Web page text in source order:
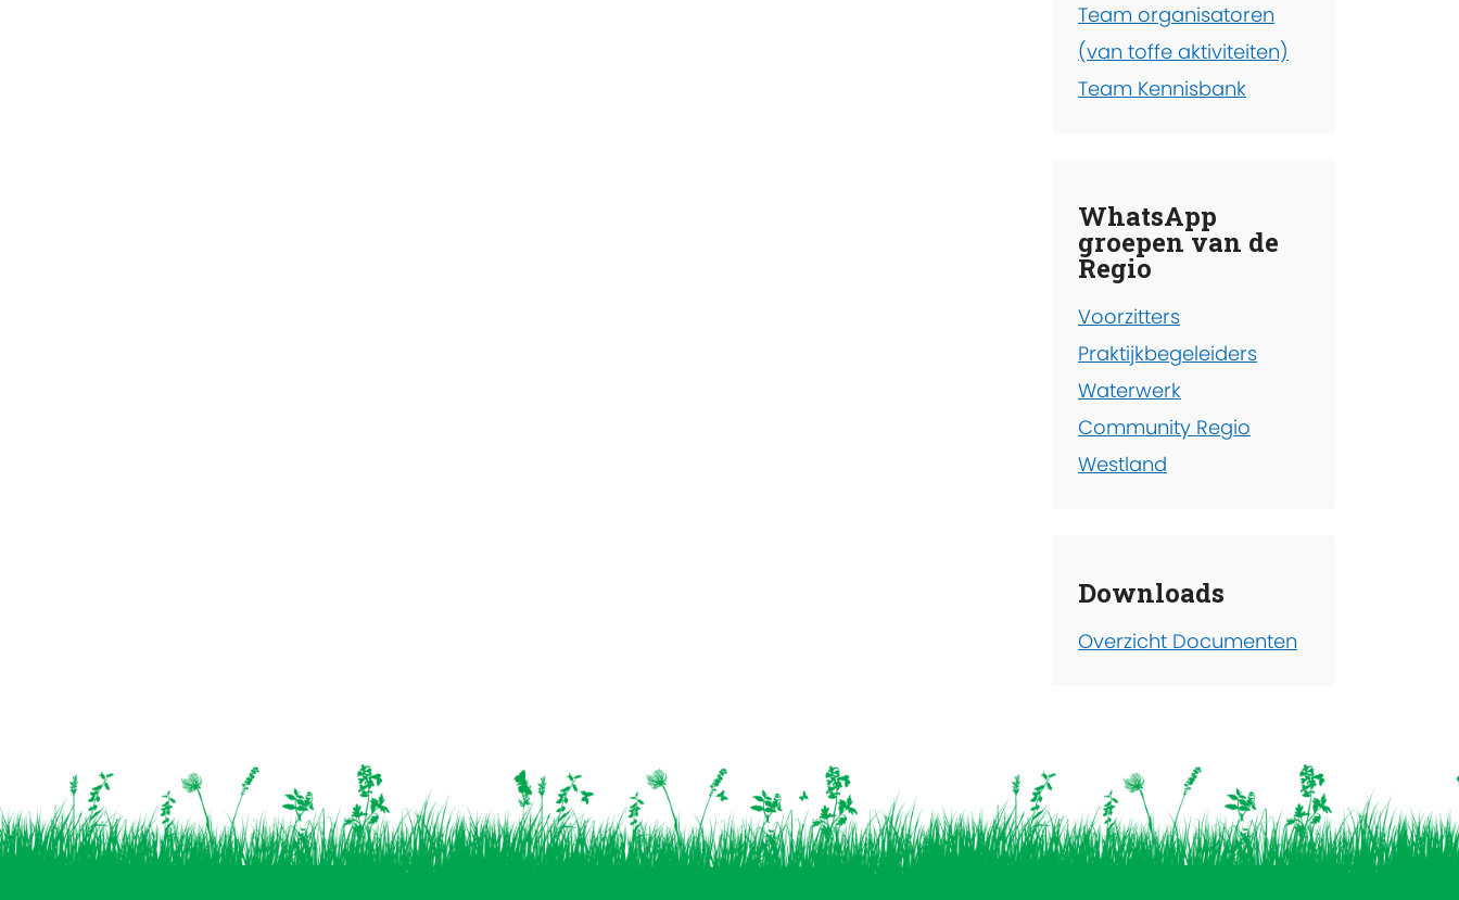
Team organisatoren
(van toffe aktiviteiten)
Team Kennisbank
WhatsApp
groepen van de
Regio
Voorzitters
Praktijkbegeleiders
Waterwerk
Community Regio
Westland
Downloads
Overzicht Documenten